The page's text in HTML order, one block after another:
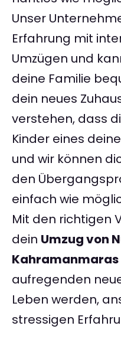
Unser
Erfahrung mit
Umzügen und
deine Familie
dein neues
verstehen, dass
Kinder eines
und wir können
den
einfach wie
Mit den richtigen
dein Umzug von
Kahramanmaras
aufregenden
Leben werden,
stressigen